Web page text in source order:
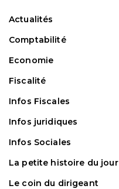
Actualités
Comptabilité
Economie
Fiscalité
Infos Fiscales
Infos juridiques
Infos Sociales
La petite histoire du jour
Le coin du dirigeant